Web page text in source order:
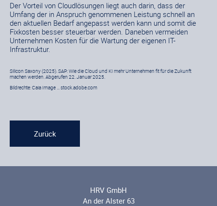
Der Vorteil von Cloudlösungen liegt auch darin, dass der
Umfang der in Anspruch genommenen Leistung schnell an
den aktuellen Bedarf angepasst werden kann und somit die
Fixkosten besser steuerbar werden. Daneben vermeiden
Unternehmen Kosten für die Wartung der eigenen IT-
Infrastruktur.
Silicon Saxony (2025). SAP: Wie die Cloud und KI mehr Unternehmen fit für die Zukunft
machen werden. Abgerufen 22. Januar 2025.
Bildrechte: Caia Image … stock.adobe.com
Zurück
HRV GmbH
An der Alster 63